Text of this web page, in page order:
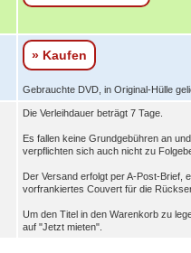
» Kaufen
Gebrauchte DVD, in Original-Hülle
Die Verleihdauer beträgt 7 Tage.
Es fallen keine Grundgebühren an
verpflichten sich auch nicht zu
Der Versand erfolgt per A-Post-Brief,
vorfrankiertes Couvert für die
Um den Titel in den Warenkorb zu
auf "Jetzt mieten".